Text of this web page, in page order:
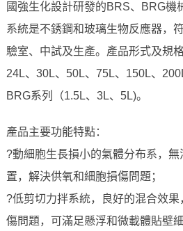
國強生化設計研發的BRS、BRG機
系統是不銹鋼和玻璃生物反應器，
驗室、中試及生產。產品形式及規
24L、30L、50L、75L、150L、
BRG系列（1.5L、3L、5L)。
產品主要功能特點：
?動細胞生長損小的氣體分布系，
置，解決供氧和細胞損傷問題；
?低剪切力拌系統，良好的混合效
傷問題，可滿足懸浮和微載體貼壁